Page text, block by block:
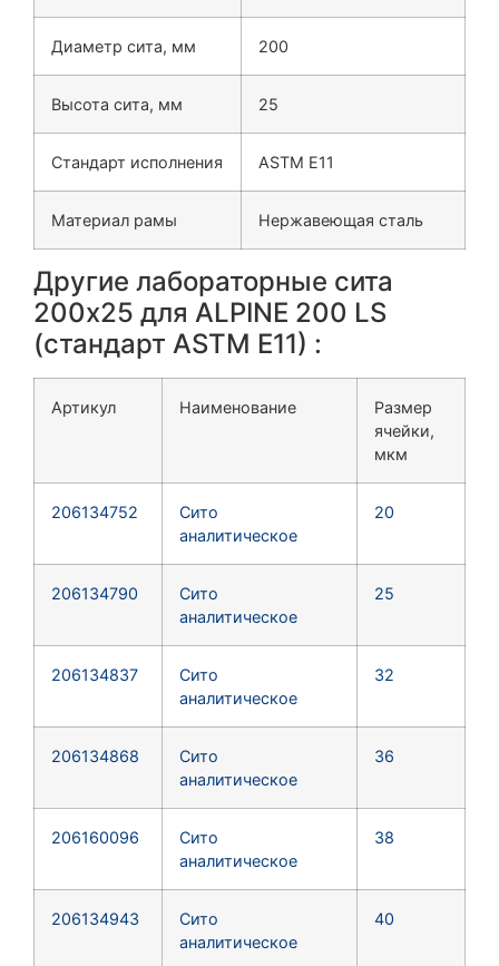
Диаметр сита, мм 200
Высота сита, мм 25
Стандарт исполнения ASTM E11
Материал рамы Нержавеющая сталь
Другие лабораторные сита
200х25 для ALPINE 200 LS
(стандарт ASTM E11) :
Артикул Наименование
Размер
ячейки,
мкм
206134752
Сито
аналитическое
20
206134790
Сито
аналитическое
25
206134837
Сито
аналитическое
32
206134868
Сито
аналитическое
36
206160096
Сито
аналитическое
38
206134943
Сито
аналитическое
40